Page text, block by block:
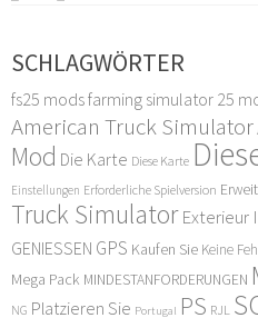
SCHLAGWÖRTER
fs25 modsfarming simulator 25
American Truck Simulator
Mod Die Karte Diese Karte
Einstellungen Erforderliche Spielversion
Truck Simulator Exterieur
GENIESSEN GPS Kaufen Sie Keine
Mega Pack MINDESTANFORDERUNGEN
NG Platzieren Sie Portugal PS RJL